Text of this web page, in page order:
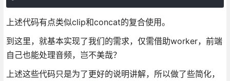
上述代码有点类似clip和concat的复合使用。
到这里，就基本实现了我们的需求，仅需借助worker，前端
自己也能处理音频，岂不美哉？
上述这些代码只是为了更好的说明讲解，所以做了些简化，